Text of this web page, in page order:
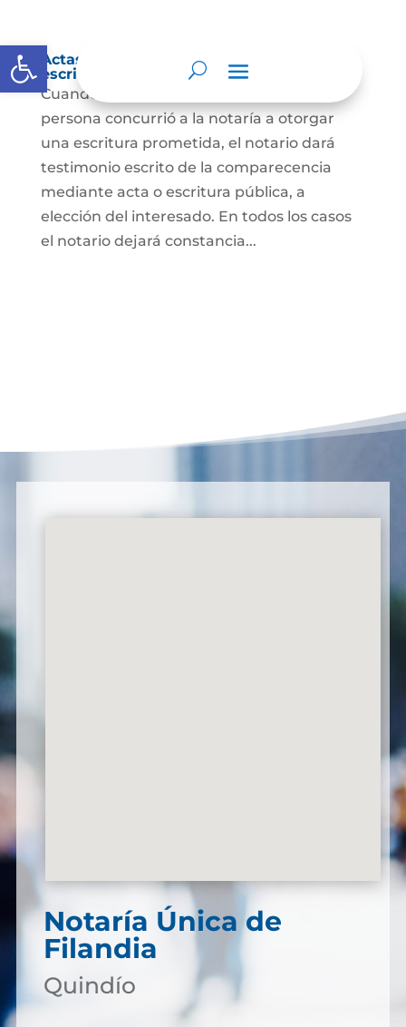
Abrir barra de herramientas
Actas de comparecencia para otorgar
escritura pública
Cuando se trate de comprobar que una
persona concurrió a la notaría a otorgar
una escritura prometida, el notario dará
testimonio escrito de la comparecencia
mediante acta o escritura pública, a
elección del interesado. En todos los casos
el notario dejará constancia...
Notaría Única de
Filandia
Quindío